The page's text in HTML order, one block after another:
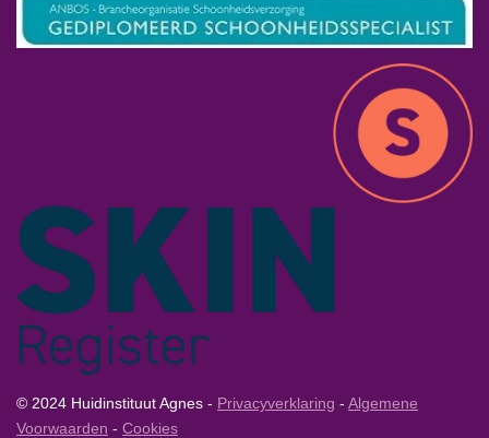
© 2024 Huidinstituut Agnes - Privacyverklaring - Algemene
Voorwaarden - Cookies